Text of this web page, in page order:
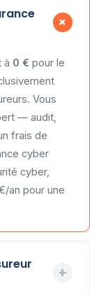
+
à 0 € pour le
Vous
— audit,
frais de
cyber
cyber,
an pour une
+